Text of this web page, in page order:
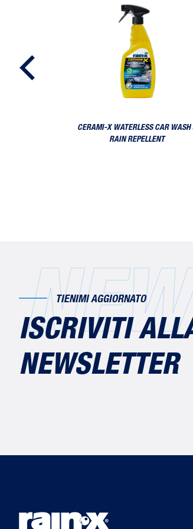
CERAMI-X WATERLESS CAR WASH
RAIN REPELLENT
TIENIMI AGGIORNATO
ISCRIVITI
NEWSLETTER